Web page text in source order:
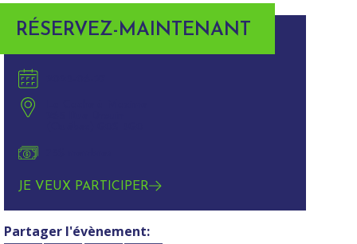
RÉSERVEZ-MAINTENANT
JE VEUX PARTICIPER
Partager l'évènement: